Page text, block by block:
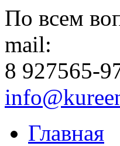
По всем
mail:
8 927565-
Главная